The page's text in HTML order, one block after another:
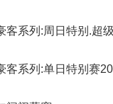
客系列:周日特别.超
客系列:单日特别赛